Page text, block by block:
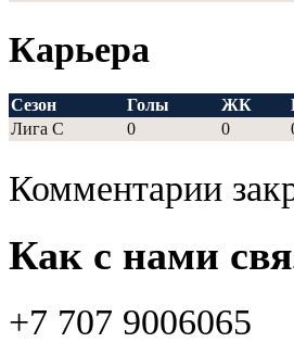
Карьера
Сезон Голы ЖК
Лига С
0 0
Комментарии
Как с нами
+7 707 9006065